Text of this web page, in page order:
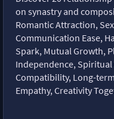
on synastry and
Romantic Attraction,
Communication Ease,
Spark, Mutual Growth,
Independence,
Compatibility, Long-
Empathy, Creativity